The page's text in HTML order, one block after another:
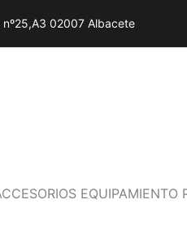
02007 Albacete
EQUIPAMIENTO